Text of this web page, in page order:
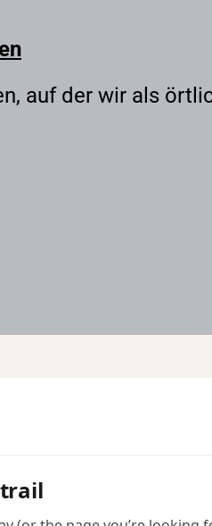
auf der wir als